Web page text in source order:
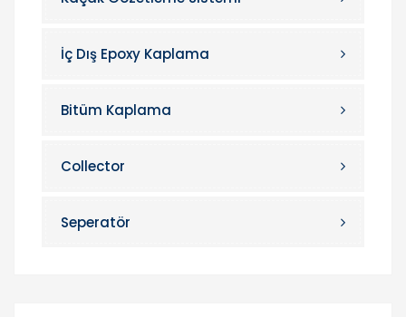
İç Dış Epoxy Kaplama
Bitüm Kaplama
Collector
Seperatör